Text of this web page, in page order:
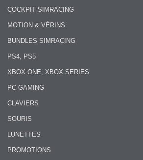
COCKPIT SIMRACING
MOTION & VÉRINS
BUNDLES SIMRACING
PS4, PS5
XBOX ONE, XBOX SERIES
PC GAMING
CLAVIERS
SOURIS
LUNETTES
PROMOTIONS